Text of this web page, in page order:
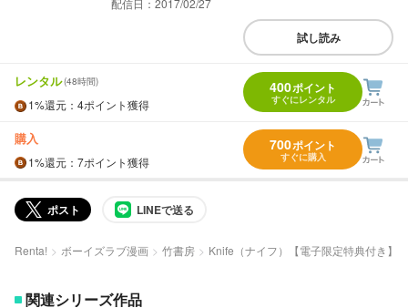
試し読み
レンタル(48時間)
1%還元 ：4ポイント獲得
400ポイント
すぐにレンタル
購入
1%還元 ：7ポイント獲得
700ポイント
すぐに購入
ポスト LINEで送る
Renta! ボーイズラブ漫画 竹書房 Knife（ナイフ）【電子限定特典付き】
関連シリーズ作品